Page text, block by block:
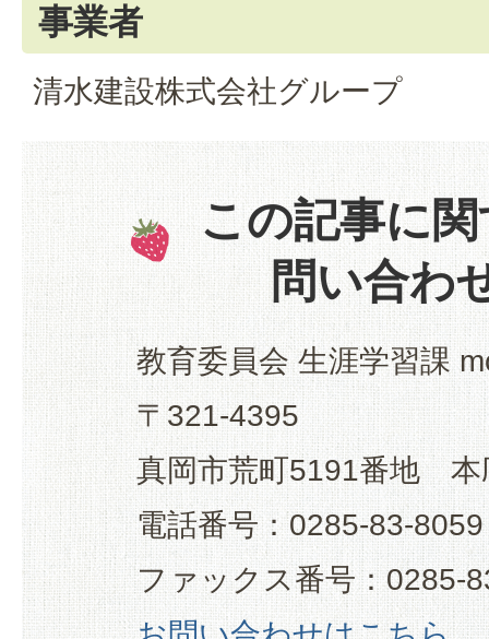
事業者
清水建設株式会社グループ
この記事に
問い合わ
教育委員会 生涯学習課
〒321-4395
真岡市荒町5191番地 本
電話番号：0285-83-8059
ファックス番号：0285-